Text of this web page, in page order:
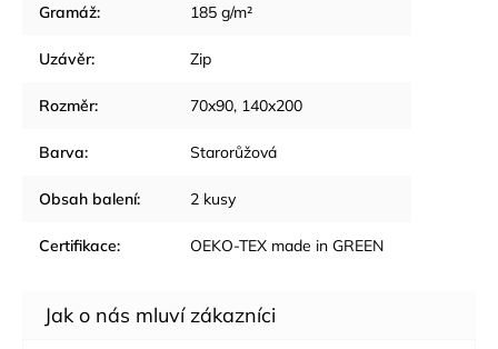
Gramáž: 185 g/m²
Uzávěr: Zip
Rozměr: 70x90, 140x200
Barva: Starorůžová
Obsah balení: 2 kusy
Certifikace: OEKO-TEX made in GREEN